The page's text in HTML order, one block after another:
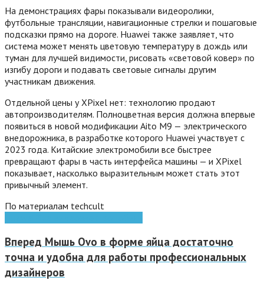
На демонстрациях фары показывали видеоролики,
футбольные трансляции, навигационные стрелки и пошаговые
подсказки прямо на дороге. Huawei также заявляет, что
система может менять цветовую температуру в дождь или
туман для лучшей видимости, рисовать «световой ковер» по
изгибу дороги и подавать световые сигналы другим
участникам движения.
Отдельной цены у XPixel нет: технологию продают
автопроизводителям. Полноцветная версия должна впервые
появиться в новой модификации Aito M9 — электрического
внедорожника, в разработке которого Huawei участвует с
2023 года. Китайские электромобили все быстрее
превращают фары в часть интерфейса машины — и XPixel
показывает, насколько выразительным может стать этот
привычный элемент.
По материалам techcult
Вперед Мышь Ovo в форме яйца достаточно
точна и удобна для работы профессиональных
дизайнеров